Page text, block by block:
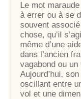
Le mot
à errer ou à se
souvent
chose, qu’il
même d’une
dans l’ancien
vagabond ou
Aujourd’hui,
oscillant entre
vol et une